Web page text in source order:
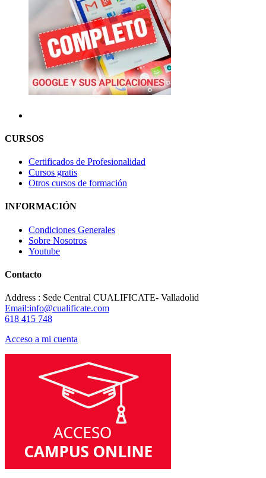
CURSOS
Certificados de Profesionalidad
Cursos gratis
Otros cursos de formación
INFORMACIÓN
Condiciones Generales
Sobre Nosotros
Youtube
Contacto
Address : Sede Central CUALIFICATE- Valladolid
Email:info@cualificate.com
618 415 748
Acceso a mi cuenta